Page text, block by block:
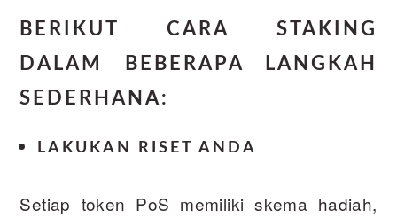
BERIKUT CARA STAKING
DALAM BEBERAPA LANGKAH
SEDERHANA:
LAKUKAN RISET ANDA
Setiap token PoS memiliki skema hadiah,